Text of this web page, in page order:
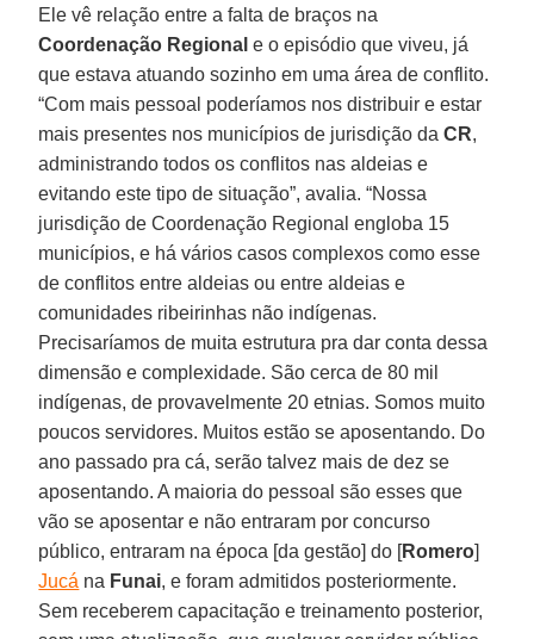
Ele vê relação entre a falta de braços na
Coordenação Regional e o episódio que viveu, já
que estava atuando sozinho em uma área de conflito.
“Com mais pessoal poderíamos nos distribuir e estar
mais presentes nos municípios de jurisdição da CR,
administrando todos os conflitos nas aldeias e
evitando este tipo de situação”, avalia. “Nossa
jurisdição de Coordenação Regional engloba 15
municípios, e há vários casos complexos como esse
de conflitos entre aldeias ou entre aldeias e
comunidades ribeirinhas não indígenas.
Precisaríamos de muita estrutura pra dar conta dessa
dimensão e complexidade. São cerca de 80 mil
indígenas, de provavelmente 20 etnias. Somos muito
poucos servidores. Muitos estão se aposentando. Do
ano passado pra cá, serão talvez mais de dez se
aposentando. A maioria do pessoal são esses que
vão se aposentar e não entraram por concurso
público, entraram na época [da gestão] do [Romero]
Jucá na Funai, e foram admitidos posteriormente.
Sem receberem capacitação e treinamento posterior,